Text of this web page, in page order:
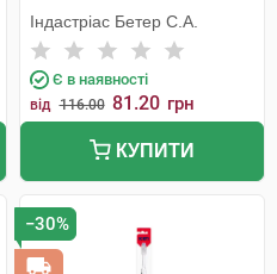
Індастріас Бетер С.А.
Є в наявності
від 116.00 81.20 грн
КУПИТИ
−30%